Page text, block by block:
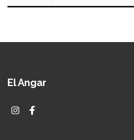
El Angar